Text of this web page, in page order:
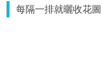
每隔一排就曬收花